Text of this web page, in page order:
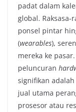
padat dalam
global. Raksasa-
ponsel pintar
(wearables),
mereka ke
peluncuran
signifikan
jual utama
prosesor atau